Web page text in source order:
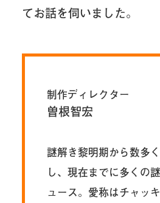
てお話を伺いました。
制作ディレクター
曽根智宏
謎解き黎明期から数多
し、現在までに多くの
ュース。愛称はチャッ